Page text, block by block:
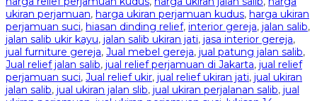
ukiran perjamuan, harga ukiran perjamuan kudus, harga ukiran
perjamuan suci, hiasan dinding relief, interior gereja, jalan salib,
jalan salib ukir kayu, jalan salib ukiran jati, jasa interior gereja,
jual furniture gereja, Jual mebel gereja, jual patung jalan salib,
Jual relief jalan salib, jual relief perjamuan di Jakarta, jual relief
perjamuan suci, Jual relief ukir, jual relief ukiran jati, jual ukiran
jalan salib, jual ukiran jalan slib, jual ukiran perjalanan salib, jual